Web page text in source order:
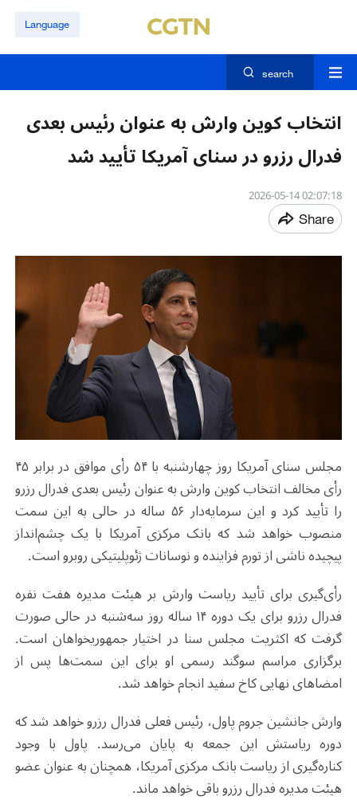
Language
search
انتخاب کوین وارش به عنوان رئیس بعدی
فدرال رزرو در سنای آمریکا تأیید شد
02:07:18 2026-05-14
Share
مجلس سنای آمریکا روز چهارشنبه با ۵۴ رأی موافق در برابر ۴۵
رأی مخالف انتخاب کوین وارش به عنوان رئیس بعدی فدرال رزرو
را تأیید کرد و این سرمایه‌دار ۵۶ ساله در حالی به این سمت
منصوب خواهد شد که بانک مرکزی آمریکا با یک چشم‌انداز
پیچیده‌ ناشی از تورم فزاینده و نوسانات ژئوپلیتیکی روبرو است.
رأی‌گیری برای تأیید ریاست وارش بر هیئت مدیره هفت نفره
فدرال رزرو برای یک دوره ۱۴ ساله روز سه‌شنبه در حالی صورت
گرفت که اکثریت مجلس سنا در اختیار جمهوریخواهان است.
برگزاری مراسم سوگند رسمی او برای این سمت‌ها پس از
امضاهای نهایی کاخ سفید انجام خواهد شد.
وارش جانشین جروم پاول، رئیس فعلی فدرال رزرو خواهد شد که
دوره ریاستش این جمعه به پایان می‌رسد. پاول با وجود
کناره‌گیری از ریاست بانک مرکزی آمریکا، همچنان به عنوان عضو
هیئت مدیره فدرال رزرو باقی خواهد ماند.